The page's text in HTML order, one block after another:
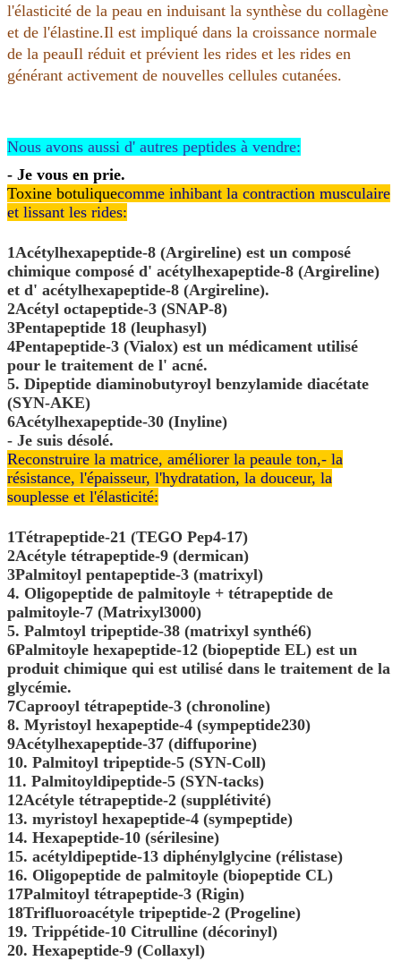
l'élasticité de la peau en induisant la synthèse du collagène
et de l'élastine.Il est impliqué dans la croissance normale
de la peauIl réduit et prévient les rides et les rides en
générant activement de nouvelles cellules cutanées.
Nous avons aussi d' autres peptides à vendre:
- Je vous en prie.
Toxine botuliquecomme inhibant la contraction musculaire
et lissant les rides:
1Acétylhexapeptide-8 (Argireline) est un composé
chimique composé d' acétylhexapeptide-8 (Argireline)
et d' acétylhexapeptide-8 (Argireline).
2Acétyl octapeptide-3 (SNAP-8)
3Pentapeptide 18 (leuphasyl)
4Pentapeptide-3 (Vialox) est un médicament utilisé
pour le traitement de l' acné.
5. Dipeptide diaminobutyroyl benzylamide diacétate
(SYN-AKE)
6Acétylhexapeptide-30 (Inyline)
- Je suis désolé.
Reconstruire la matrice, améliorer la peaule ton,- la
résistance, l'épaisseur, l'hydratation, la douceur, la
souplesse et l'élasticité:
1Tétrapeptide-21 (TEGO Pep4-17)
2Acétyle tétrapeptide-9 (dermican)
3Palmitoyl pentapeptide-3 (matrixyl)
4. Oligopeptide de palmitoyle + tétrapeptide de
palmitoyle-7 (Matrixyl3000)
5. Palmtoyl tripeptide-38 (matrixyl synthé6)
6Palmitoyle hexapeptide-12 (biopeptide EL) est un
produit chimique qui est utilisé dans le traitement de la
glycémie.
7Caprooyl tétrapeptide-3 (chronoline)
8. Myristoyl hexapeptide-4 (sympeptide230)
9Acétylhexapeptide-37 (diffuporine)
10. Palmitoyl tripeptide-5 (SYN-Coll)
11. Palmitoyldipeptide-5 (SYN-tacks)
12Acétyle tétrapeptide-2 (supplétivité)
13. myristoyl hexapeptide-4 (sympeptide)
14. Hexapeptide-10 (sérilesine)
15. acétyldipeptide-13 diphénylglycine (rélistase)
16. Oligopeptide de palmitoyle (biopeptide CL)
17Palmitoyl tétrapeptide-3 (Rigin)
18Trifluoroacétyle tripeptide-2 (Progeline)
19. Trippétide-10 Citrulline (décorinyl)
20. Hexapeptide-9 (Collaxyl)